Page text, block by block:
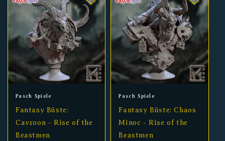
Anbieter:
Pasch Spiele
Fantasy Büste:
Cavroon - Rise of the
Beastmen
Anbieter:
Pasch Spiele
Fantasy Büste: Chaos
Minoc - Rise of the
Beastmen